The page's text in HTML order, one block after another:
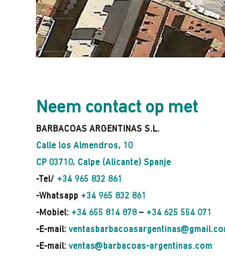
Neem contact op met
BARBACOAS ARGENTINAS S.L.
Calle los Almendros, 10
CP 03710, Calpe (Alicante) Spanje
-Tel/ +34 965 832 861
-Whatsapp +34 965 832 861
-Mobiel: +34 655 814 878– +34 625 554 071
-E-mail:
-E-mail: ventas@barbacoas-argentinas.com